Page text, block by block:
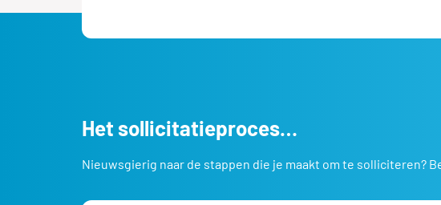
Het sollicitatieproces…
Nieuwsgierig naar de stappen die je maakt om te solliciteren?